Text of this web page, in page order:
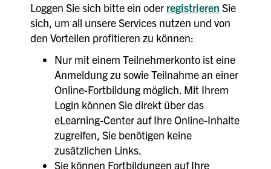
Loggen Sie sich bitte ein oder registrieren Sie
sich, um all unsere Services nutzen und von
den Vorteilen profitieren zu können:
Nur mit einem Teilnehmerkonto ist eine
Anmeldung zu sowie Teilnahme an einer
Online-Fortbildung möglich. Mit Ihrem
Login können Sie direkt über das
eLearning-Center auf Ihre Online-Inhalte
zugreifen, Sie benötigen keine
zusätzlichen Links.
Sie können Fortbildungen auf Ihre